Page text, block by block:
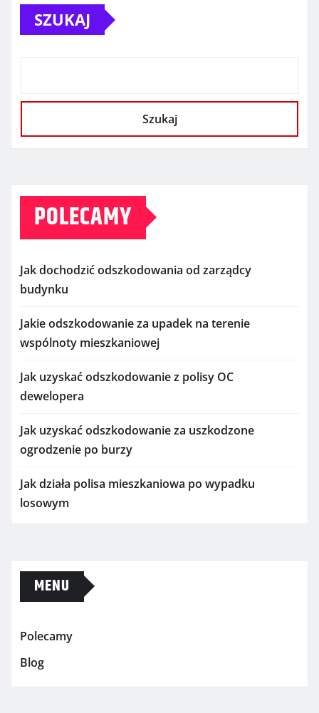
SZUKAJ
Szukaj
POLECAMY
Jak dochodzić odszkodowania od zarządcy
budynku
Jakie odszkodowanie za upadek na terenie
wspólnoty mieszkaniowej
Jak uzyskać odszkodowanie z polisy OC
dewelopera
Jak uzyskać odszkodowanie za uszkodzone
ogrodzenie po burzy
Jak działa polisa mieszkaniowa po wypadku
losowym
MENU
Polecamy
Blog